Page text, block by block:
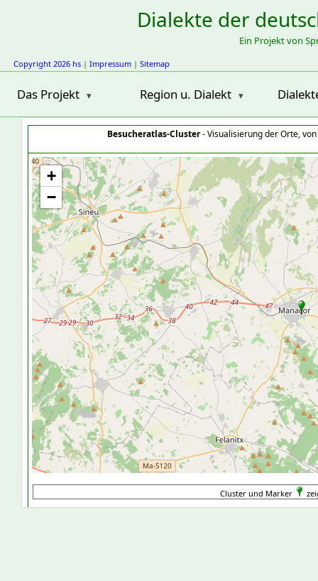
Dialekte der
Ein Projekt von
Copyright 2026 hs | Impressum | Sitemap
Das Projekt Region u. Dialekt
Besucheratlas-Cluster- Visualisierung der Orte,
+
−
Cluster und Marker